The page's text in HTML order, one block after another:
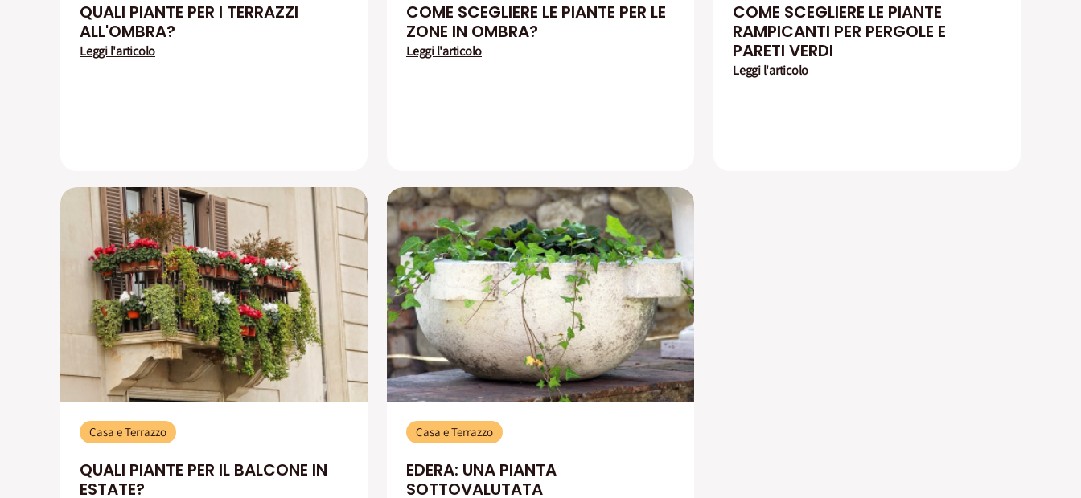
QUALI PIANTE PER I TERRAZZI
ALL'OMBRA?
Leggi l'articolo
COME SCEGLIERE LE PIANTE PER LE
ZONE IN OMBRA?
Leggi l'articolo
COME SCEGLIERE LE PIANTE
RAMPICANTI PER PERGOLE E
PARETI VERDI
Leggi l'articolo
Casa e Terrazzo
QUALI PIANTE PER IL BALCONE IN
ESTATE?
Casa e Terrazzo
EDERA: UNA PIANTA
SOTTOVALUTATA